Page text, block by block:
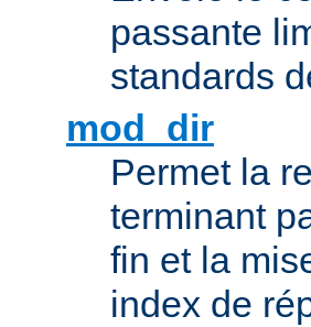
passante
standards
mod_dir
Permet la
terminant
fin et la
index de